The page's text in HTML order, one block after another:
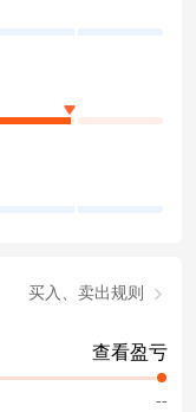
买入、卖出规则
查看盈亏
--